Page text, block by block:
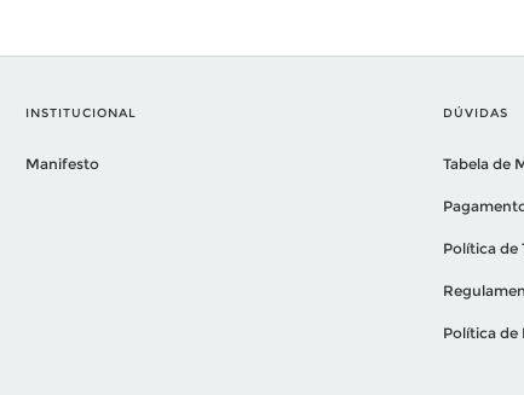
INSTITUCIONAL
Manifesto
DÚVIDAS
Tabela de
Política de
Política de